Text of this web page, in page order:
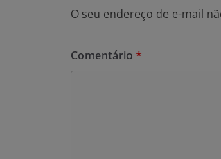
O seu endereço de e-mail
Comentário *